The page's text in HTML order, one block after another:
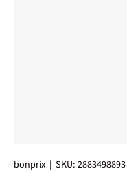
bonprix | SKU: 2883498893